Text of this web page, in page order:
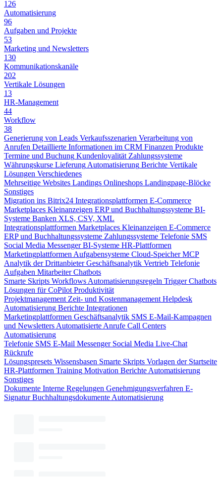
126
Automatisierung
96
Aufgaben und Projekte
53
Marketing und Newsletters
130
Kommunikationskanäle
202
Vertikale Lösungen
13
HR-Management
44
Workflow
38
Generierung von Leads Verkaufsszenarien Verarbeitung von
Anrufen Detaillierte Informationen im CRM Finanzen Produkte
Termine und Buchung Kundenloyalität Zahlungssysteme
Währungskurse Lieferung Automatisierung Berichte Vertikale
Lösungen Verschiedenes
Mehrseitige Websites Landings Onlineshops Landingpage-Blöcke
Sonstiges
Migration ins Bitrix24 Integrationsplattformen E-Commerce
Marketplaces Kleinanzeigen ERP und Buchhaltungssysteme BI-
Systeme Banken XLS, CSV, XML
Integrationsplattformen Marketplaces Kleinanzeigen E-Commerce
ERP und Buchhaltungssysteme Zahlungssysteme Telefonie SMS
Social Media Messenger BI-Systeme HR-Plattformen
Marketingplattformen Aufgabensysteme Cloud-Speicher MCP
Analytik der Drittanbieter Geschäftsanalytik Vertrieb Telefonie
Aufgaben Mitarbeiter Chatbots
Smarte Skripts Workflows Automatisierungsregeln Trigger Chatbots
Lösungen für CoPilot Produktivität
Projektmanagement Zeit- und Kostenmanagement Helpdesk
Automatisierung Berichte Integrationen
Marketingplattformen Geschäftsanalytik SMS E-Mail-Kampagnen
und Newsletters Automatisierte Anrufe Call Centers
Automatisierung
Telefonie SMS E-Mail Messenger Social Media Live-Chat
Rückrufe
Lösungspresets Wissensbasen Smarte Skripts Vorlagen der Startseite
HR-Plattformen Training Motivation Berichte Automatisierung
Sonstiges
Dokumente Interne Regelungen Genehmigungsverfahren E-
Signatur Buchhaltungsdokumente Automatisierung